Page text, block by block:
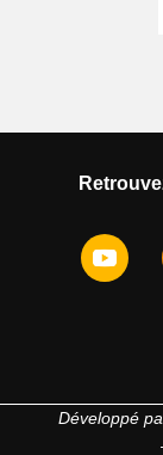
Développé